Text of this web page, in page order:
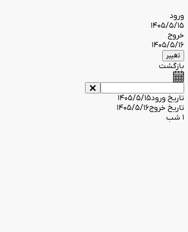
ورود
1405/5/15
خروج
1405/5/16
تغییر
بازگشت
تاریخ ورود1405/5/15
تاریخ خروج1405/5/16
1 شب